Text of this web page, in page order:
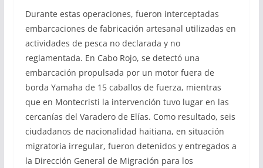
Durante estas operaciones, fueron interceptadas
embarcaciones de fabricación artesanal utilizadas en
actividades de pesca no declarada y no
reglamentada. En Cabo Rojo, se detectó una
embarcación propulsada por un motor fuera de
borda Yamaha de 15 caballos de fuerza, mientras
que en Montecristi la intervención tuvo lugar en las
cercanías del Varadero de Elías. Como resultado, seis
ciudadanos de nacionalidad haitiana, en situación
migratoria irregular, fueron detenidos y entregados a
la Dirección General de Migración para los